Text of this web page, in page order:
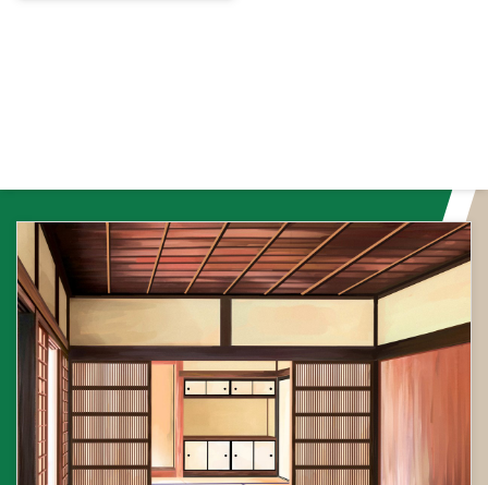
は役・アガリ役としては成立しな
ができません。 ドラの決まり方
ドラは、牌山の配牌を取り始めた
場所から数えて3つ目の上段の牌
を表向きにし、ドラ表示牌 ...